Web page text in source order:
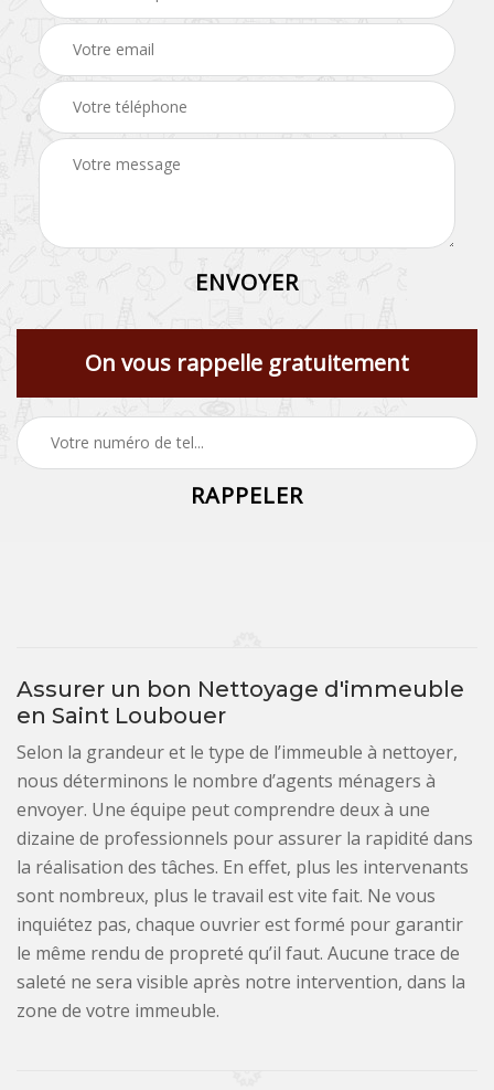
On vous rappelle gratuitement
Assurer un bon Nettoyage d'immeuble
en Saint Loubouer
Selon la grandeur et le type de l’immeuble à nettoyer,
nous déterminons le nombre d’agents ménagers à
envoyer. Une équipe peut comprendre deux à une
dizaine de professionnels pour assurer la rapidité dans
la réalisation des tâches. En effet, plus les intervenants
sont nombreux, plus le travail est vite fait. Ne vous
inquiétez pas, chaque ouvrier est formé pour garantir
le même rendu de propreté qu’il faut. Aucune trace de
saleté ne sera visible après notre intervention, dans la
zone de votre immeuble.